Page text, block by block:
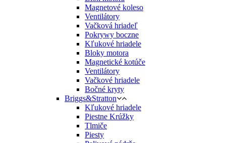
Magnetové koleso
Ventilátory
Vačková hriadeľ
Pokrywy boczne
Kľukové hriadele
Bloky motora
Magnetické kotúče
Ventilátory
Vačkové hriadele
Bočné kryty
Briggs&Stratton
Kľukové hriadele
Piestne Krúžky
Tlmiče
Piesty